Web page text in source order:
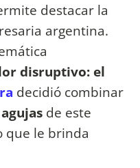
destacar la
argentina.
disruptivo: el
decidió combinar
de este
que le brinda